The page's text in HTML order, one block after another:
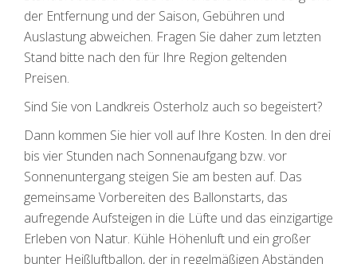
der Entfernung und der Saison, Gebühren und
Auslastung abweichen. Fragen Sie daher zum letzten
Stand bitte nach den für Ihre Region geltenden
Preisen.
Sind Sie von Landkreis Osterholz auch so begeistert?
Dann kommen Sie hier voll auf Ihre Kosten. In den drei
bis vier Stunden nach Sonnenaufgang bzw. vor
Sonnenuntergang steigen Sie am besten auf. Das
gemeinsame Vorbereiten des Ballonstarts, das
aufregende Aufsteigen in die Lüfte und das einzigartige
Erleben von Natur. Kühle Höhenluft und ein großer
bunter Heißluftballon, der in regelmäßigen Abständen